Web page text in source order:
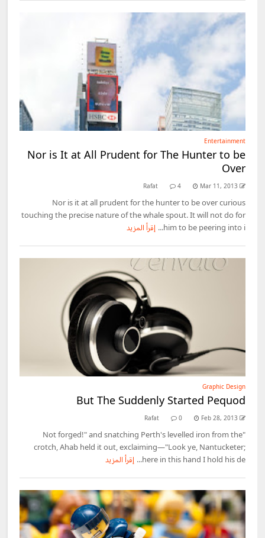
Entertainment
Nor is It at All Prudent for The Hunter to be
Over
Rafat 4 Mar 11, 2013
Nor is it at all prudent for the hunter to be over curious
touching the precise nature of the whale spout. It will not do for
him to be peering into i...
إقرأ المزيد
Graphic Design
But The Suddenly Started Pequod
Rafat 0 Feb 28, 2013
"Not forged!" and snatching Perth's levelled iron from the
crotch, Ahab held it out, exclaiming—"Look ye, Nantucketer;
here in this hand I hold his de...
إقرأ المزيد